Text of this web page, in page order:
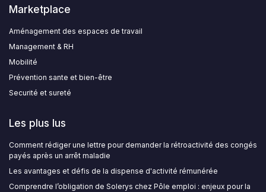
Marketplace
Aménagement des espaces de travail
Management & RH
Mobilité
Prévention sante et bien-être
Securité et sureté
Les plus lus
Comment rédiger une lettre pour demander la rétroactivité des congés
payés après un arrêt maladie
Les avantages et défis de la dispense d'activité rémunérée
Comprendre l’obligation de Solerys chez Pôle emploi : enjeux pour la